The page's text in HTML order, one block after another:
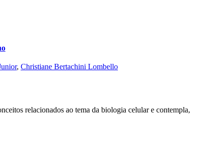
, Christiane Bertachini Lombello
relacionados ao tema da biologia celular e contempla,